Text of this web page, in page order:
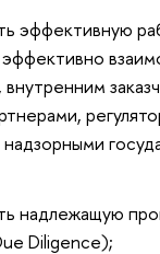
эффективную
надлежащую
Diligence);